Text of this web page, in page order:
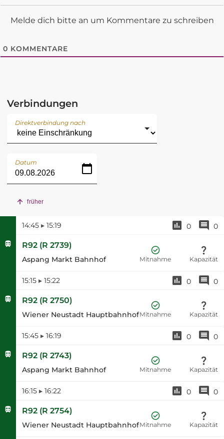
Melde dich bitte an um Kommentare zu schreiben
0 KOMMENTARE
Verbindungen
Direktverbindung nach
Datum
früher
14:45 ▸ 15:19 0 0
R92 (R 2739)
Aspang Markt Bahnhof Mitnahme Kapazität
15:15 ▸ 15:22 0 0
R92 (R 2750)
Wiener Neustadt HauptbahnhofMitnahme Kapazität
15:45 ▸ 16:19 0 0
R92 (R 2743)
Aspang Markt Bahnhof Mitnahme Kapazität
16:15 ▸ 16:22 0 0
R92 (R 2754)
Wiener Neustadt HauptbahnhofMitnahme Kapazität